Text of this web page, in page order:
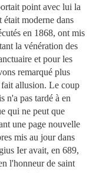
point avec lui la
moderne dans
en 1868, ont mis
la vénération des
et pour les
remarqué plus
fait allusion. Le coup
n'a pas tardé à en
qui ne peut que
une page nouvelle
mis au jour dans
Ier avait, en 689,
l'honneur de saint